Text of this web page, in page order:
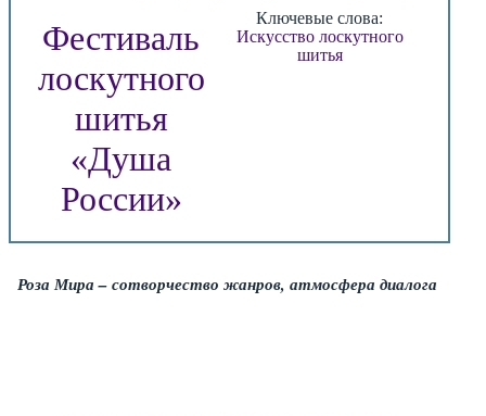
Фестиваль
лоскутного
шитья
«Душа
России»
Ключевые слова:
Искусство лоскутного
шитья
Роза Мира – сотворчество жанров, атмосфера диалога